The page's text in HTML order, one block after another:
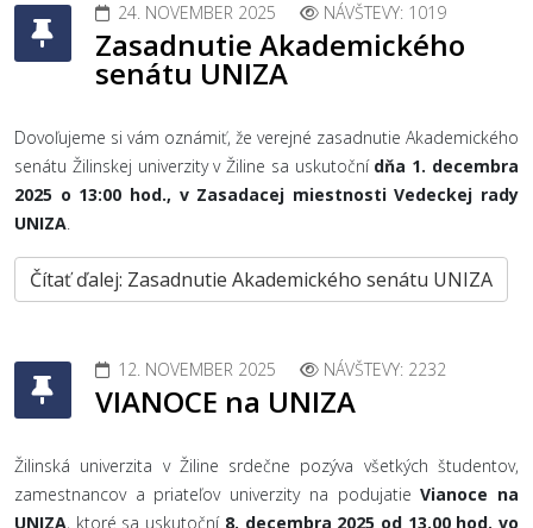
24. NOVEMBER 2025 NÁVŠTEVY: 1019
Zasadnutie Akademického
senátu UNIZA
Dovoľujeme si vám oznámiť, že verejné zasadnutie Akademického
senátu Žilinskej univerzity v Žiline sa uskutoční dňa 1. decembra
2025 o 13:00 hod., v Zasadacej miestnosti Vedeckej rady
UNIZA.
Čítať ďalej: Zasadnutie Akademického senátu UNIZA
12. NOVEMBER 2025 NÁVŠTEVY: 2232
VIANOCE na UNIZA
Žilinská univerzita v Žiline srdečne pozýva všetkých študentov,
zamestnancov a priateľov univerzity na podujatieVianoce na
UNIZA, ktoré sa uskutoční 8. decembra 2025 od 13.00 hod. vo